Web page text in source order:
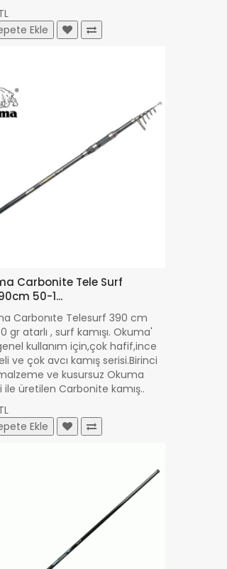
Ekle
Carbonite Tele Surf
50-1...
Carbonıte Telesurf 390 cm
gr atarlı , surf kamışı. Okuma'
kullanım için,çok hafif,ince
ve çok avcı kamış serisi.Birinci
ve kusursuz Okuma
ile üretilen Carbonite kamış..
Ekle